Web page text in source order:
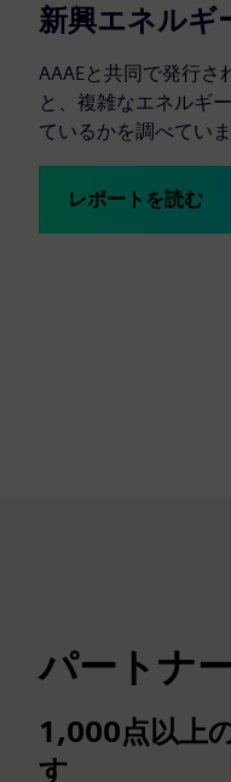
新興エネルギ
AAAEと共同で発行
と、複雑なエネルギ
ているかを調べていま
レポートを読む
パートナ
1,000点以上
す